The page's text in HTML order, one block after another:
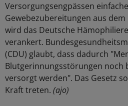
Versorgungsengpässen
Gewebezubereitungen aus dem
wird das Deutsche
verankert.
(CDU) glaubt, dass dadurch
Blutgerinnungsstörungen noch
versorgt werden". Das Gesetz
Kraft treten. (ajo)